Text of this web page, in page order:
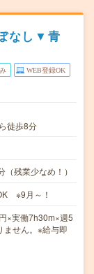
なし▼青
WEB登録OK
徒歩8分
残業少なめ！）
※9月～！
×実働7h30m×週5
ません。※給与即